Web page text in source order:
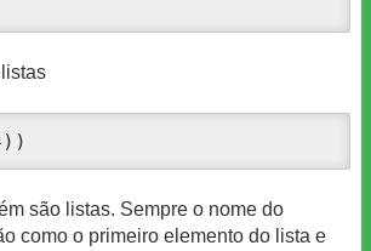
são listas. Sempre o nome do
como o primeiro elemento do lista e